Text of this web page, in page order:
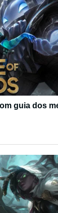
guia dos